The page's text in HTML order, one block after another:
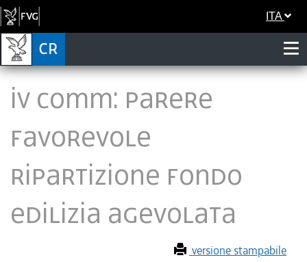
ITA
IV Comm: parere
favorevole
ripartizione fondo
edilizia agevolata
versione stampabile